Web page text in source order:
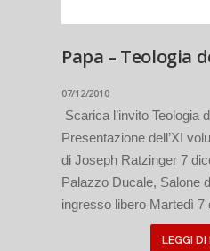
Papa – Teologia
07/12/2010
Scarica l’invito Teologia
Presentazione dell’XI
di Joseph Ratzinger 7
Palazzo Ducale, Salone
ingresso libero Martedì 7
LEGGI